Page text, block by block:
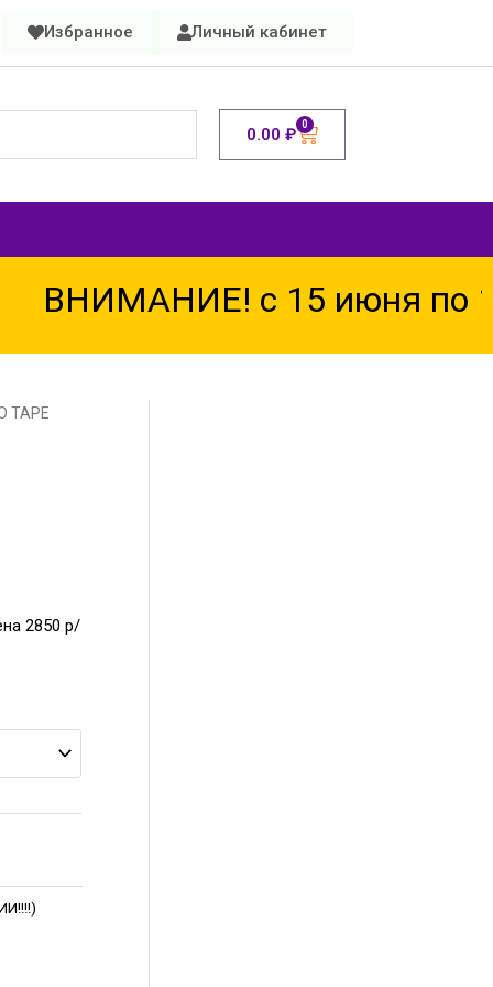
Избранное Личный кабинет
0.00 ₽ 0
с 15 июня по 15
TAPE
2850 р/